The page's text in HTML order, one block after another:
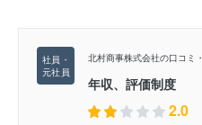
北村商事株式会社の口コミ
年収、評価制度
2.0